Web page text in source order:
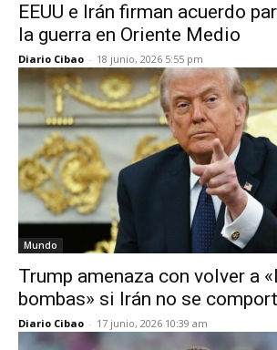
EEUU e Irán firman acuerdo
la guerra en Oriente Medio
Diario Cibao - 18 junio, 2026 5:55 pm
Mundo
Trump amenaza con volver a
bombas» si Irán no se
Diario Cibao - 17 junio, 2026 10:39 am